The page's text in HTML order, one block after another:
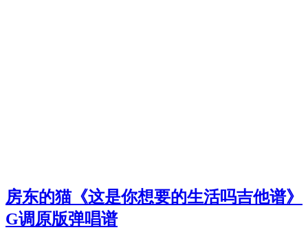
房东的猫《这是你想要的生活吗吉他谱》
G调原版弹唱谱